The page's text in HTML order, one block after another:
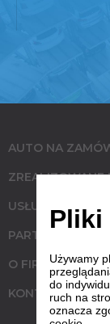
AUTO NA
ZREALIZOWANE
USŁUGI
PARTNERZY
O FIRMIE
KONTAKT
Pliki
Używamy
do
ruch na
oznacza